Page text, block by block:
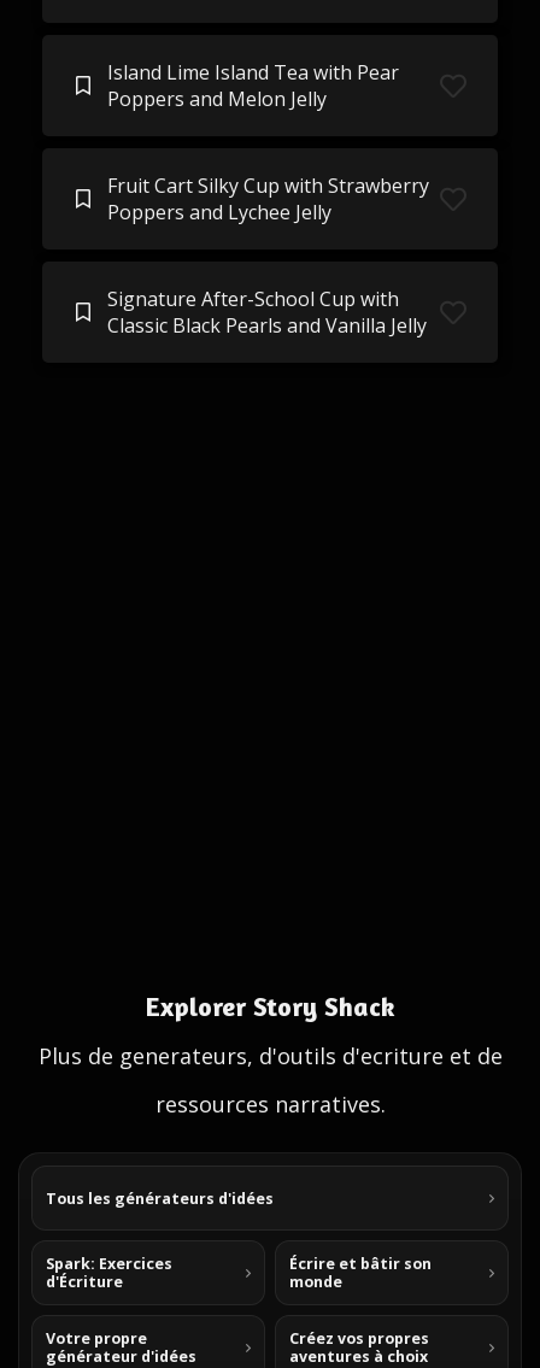
Island Lime Island Tea with Pear
Poppers and Melon Jelly
Fruit Cart Silky Cup with Strawberry
Poppers and Lychee Jelly
Signature After-School Cup with
Classic Black Pearls and Vanilla Jelly
Explorer Story Shack
Plus de generateurs, d'outils d'ecriture et de
ressources narratives.
Tous les générateurs d'idées
Spark: Exercices
d'Écriture
Écrire et bâtir son
monde
Votre propre
générateur d'idées
Créez vos propres
aventures à choix